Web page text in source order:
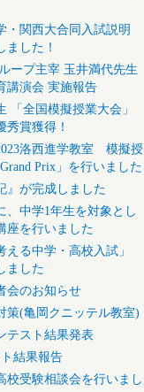
・関西大合同入試説明
ました！
ープ主宰 玉井満代先生
演会 実施報告
「全国模擬授業大会」
秀賞獲得！
洛西進学教室 模擬授
Prix」を行いました
』が完成しました
、中学1年生を対象とし
座を行いました
える中学・高校入試」
ました
会のお知らせ
策(亀岡クニッテル教室)
テスト結果発表
結果報告
校受験相談会を行いまし